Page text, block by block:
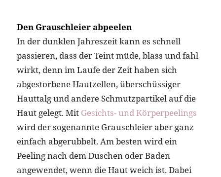
Den Grauschleier abpeelen
In der dunklen Jahreszeit kann es schnell
passieren, dass der Teint müde, blass und fahl
wirkt, denn im Laufe der Zeit haben sich
abgestorbene Hautzellen, überschüssiger
Hauttalg und andere Schmutzpartikel auf die
Haut gelegt. Mit Gesichts- und Körperpeelings
wird der sogenannte Grauschleier aber ganz
einfach abgerubbelt. Am besten wird ein
Peeling nach dem Duschen oder Baden
angewendet, wenn die Haut weich ist. Dabei